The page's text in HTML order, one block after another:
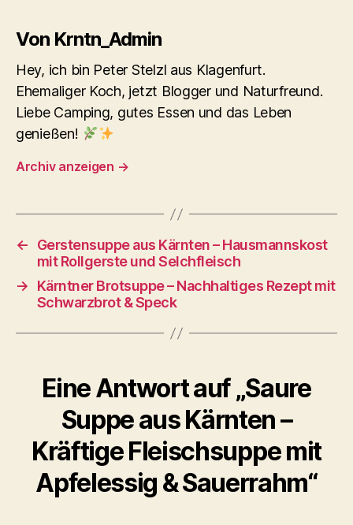
Von Krntn_Admin
Hey, ich bin Peter Stelzl aus Klagenfurt.
Ehemaliger Koch, jetzt Blogger und Naturfreund.
Liebe Camping, gutes Essen und das Leben
genießen!
Archiv anzeigen →
←
Gerstensuppe aus Kärnten – Hausmannskost
mit Rollgerste und Selchfleisch
→
Kärntner Brotsuppe – Nachhaltiges Rezept mit
Schwarzbrot & Speck
Eine Antwort auf „Saure
Suppe aus Kärnten –
Kräftige Fleischsuppe mit
Apfelessig & Sauerrahm“